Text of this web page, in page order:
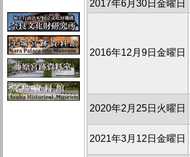
2017年6月30日金曜日
2016年12月9日金曜日
2020年2月25日火曜日
2021年3月12日金曜日